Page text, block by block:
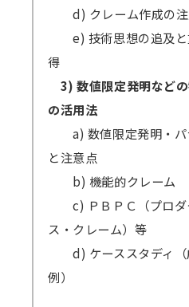
d) クレーム作成の注
e) 技術思想の追及と
得
3) 数値限定発明など
の活用法
a) 数値限定発明・パ
と注意点
b) 機能的クレーム
c) ＰＢＰＣ（プロダ
ス・クレーム）等
d) ケーススタディ（
例）